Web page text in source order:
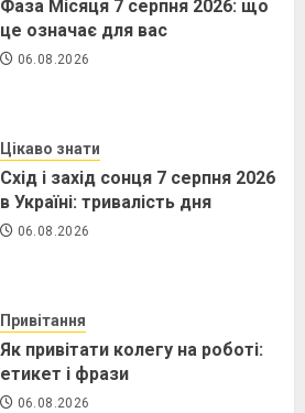
Фаза Місяця 7 серпня 2026: що
це означає для вас
06.08.2026
Цікаво знати
Схід і захід сонця 7 серпня 2026
в Україні: тривалість дня
06.08.2026
Привітання
Як привітати колегу на роботі:
етикет і фрази
06.08.2026